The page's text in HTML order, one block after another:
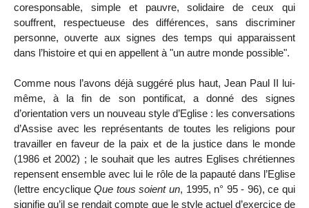
coresponsable, simple et pauvre, solidaire de ceux qui
souffrent, respectueuse des différences, sans discriminer
personne, ouverte aux signes des temps qui apparaissent
dans l’histoire et qui en appellent à "un autre monde possible".
Comme nous l’avons déjà suggéré plus haut, Jean Paul II lui-
même, à la fin de son pontificat, a donné des signes
d’orientation vers un nouveau style d’Eglise : les conversations
d’Assise avec les représentants de toutes les religions pour
travailler en faveur de la paix et de la justice dans le monde
(1986 et 2002) ; le souhait que les autres Eglises chrétiennes
repensent ensemble avec lui le rôle de la papauté dans l’Eglise
(lettre encycliqueQue tous soient un, 1995, n° 95 - 96), ce qui
signifie qu’il se rendait compte que le style actuel d’exercice de